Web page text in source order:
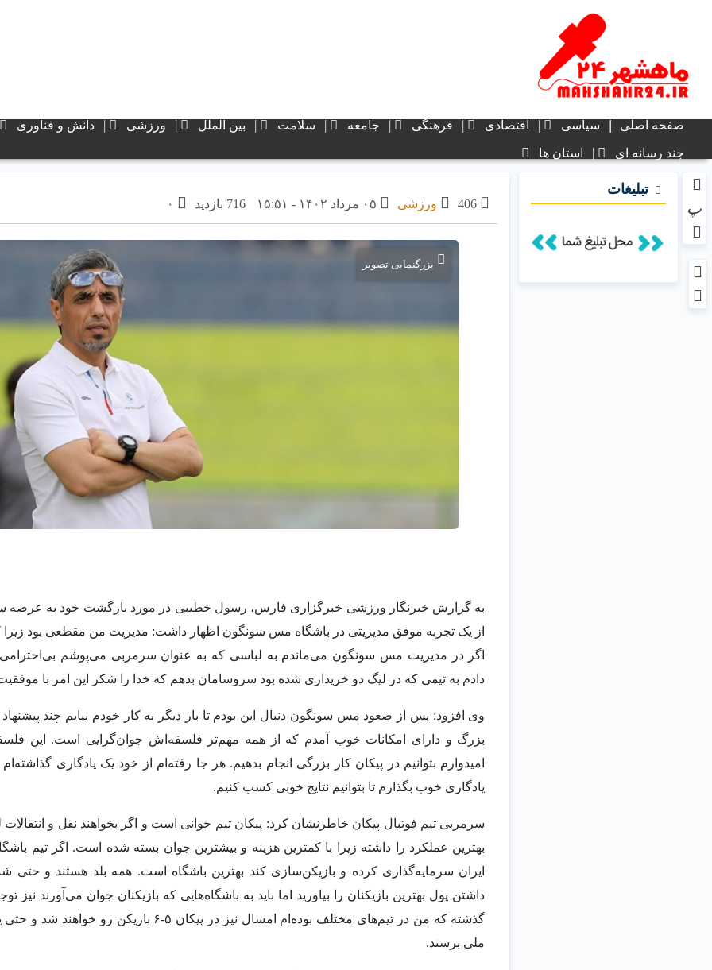
صفحه اصلی سیاسی اقتصادی فرهنگی جامعه سلامت بین الملل ورزشی دانش و فناوری
چند رسانه ای استان ها
پ
تبلیغات
ورزشی 716 بازدید ۰
بزرگنمایی تصویر
به گزارش خبرنگار ورزشی خبرگزاری فارس، رسول خطیبی در مورد بازگشت خود به عرصه
از یک تجربه موفق مدیریتی در باشگاه مس سونگون اظهار داشت: مدیریت من مقطعی بود
اگر در مدیریت مس سونگون می‌ماندم به لباسی که به عنوان سرمربی می‌پوشم
دادم به تیمی که در لیگ دو خریداری شده بود سروسامان بدهم که خدا را شکر این امر با
وی افزود:‌ پس از صعود مس سونگون دنبال این بودم تا بار دیگر به کار خودم بیایم چند
بزرگ و دارای امکانات خوب آمدم که از همه مهم‌تر فلسفه‌اش جوان‌گرایی است. این
امیدوارم بتوانیم در پیکان کار بزرگی انجام بدهیم. هر جا رفته‌ام از خود یک یادگاری
یادگاری خوب بگذارم تا بتوانیم نتایج خوبی کسب کنیم.
سرمربی تیم فوتبال پیکان خاطرنشان کرد: پیکان تیم جوانی است و اگر بخواهند نقل و انتقالات
بهترین عملکرد را داشته زیرا با کمترین هزینه و بیشترین جوان بسته شده است. اگر تیم
ایران سرمایه‌گذاری کرده و بازیکن‌سازی کند بهترین باشگاه است. همه بلد هستند و حتی شما
داشتن پول بهترین بازیکنان را بیاورید اما باید به باشگاه‌هایی که بازیکنان جوان می‌آورند نیز
گذشته که من در تیم‌های مختلف بوده‌ام امسال نیز در پیکان
ملی برسند.